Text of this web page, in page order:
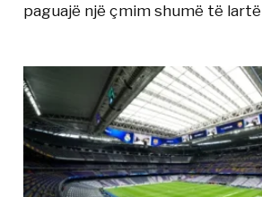
paguajë një çmim shumë të lartë